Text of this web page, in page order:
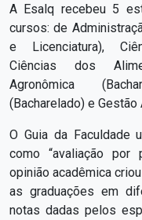
A Esalq recebeu 5
cursos: de
e Licenciatura),
Ciências dos
Agronômica
(Bacharelado) e
O Guia da Faculdade
como “avaliação por
opinião acadêmica
as graduações em
notas dadas pelos